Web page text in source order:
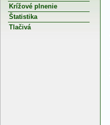
Krížové plnenie
Štatistika
Tlačivá